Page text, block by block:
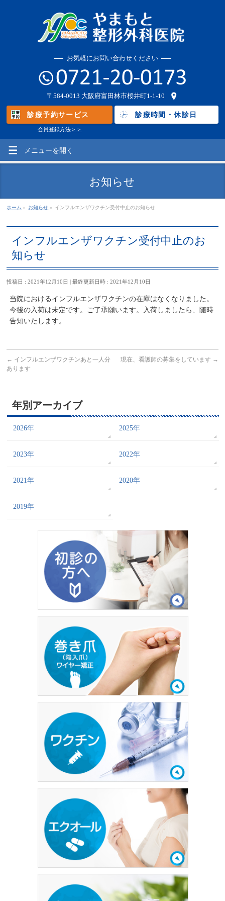
お気軽にお問い合わせください
〒584-0013 大阪府富田林市桜井町1-1-10
診療予約サービス
会員登録方法＞＞
診療時間・休診日
メニューを開く
お知らせ
ホーム » お知らせ » インフルエンザワクチン受付中止のお知らせ
インフルエンザワクチン受付中止のお
知らせ
投稿日 : 2021年12月10日 最終更新日時 : 2021年12月10日
当院におけるインフルエンザワクチンの在庫はなくなりました。
今後の入荷は未定です。ご了承願います。入荷しましたら、随時
告知いたします。
← インフルエンザワクチンあと一人分
あります
現在、看護師の募集をしています →
年別アーカイブ
2026年 2025年
2023年 2022年
2021年 2020年
2019年